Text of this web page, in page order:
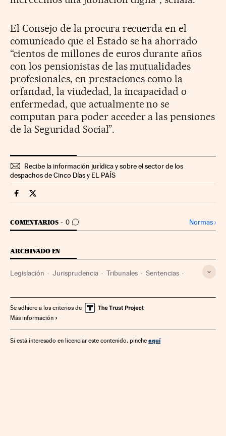
El Consejo de la procura recuerda en el
comunicado que el Estado se ha ahorrado
“cientos de millones de euros durante años
con los pensionistas de las mutualidades
profesionales, en prestaciones como la
orfandad, la viudedad, la incapacidad o
enfermedad, que actualmente no se
computan para poder acceder a las pensiones
de la Seguridad Social”.
Recibe la información jurídica y sobre el sector de los
despachos de Cinco Días y EL PAÍS
Legal Cinco Días en Facebook
Legal Cinco Días en Twitter
COMENTARIOS 0
IR A LOS COMENTARIOS Normas›
ARCHIVADO EN
Legislación Jurisprudencia Tribunales Sentencias
Se adhiere a los criterios de
Más información
Si está interesado en licenciar este contenido, pinche aquí